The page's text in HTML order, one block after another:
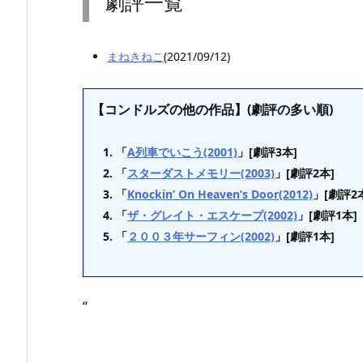
まねきねこ(2021/09/12)
【コンドルズの他の作品】(劇評の多い順)
「A列車でいこう(2001) 」[劇評3本]
「スターダストメモリー(2003) 」[劇評2本]
「Knockin’ On Heaven’s Door(2012) 」[劇評2
「ザ・グレイト・エスケープ(2002) 」[劇評1本]
「２００３年サーフィン(2002) 」[劇評1本]
“